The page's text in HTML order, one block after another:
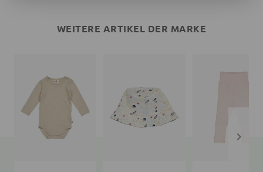
WEITERE ARTIKEL DER MARKE